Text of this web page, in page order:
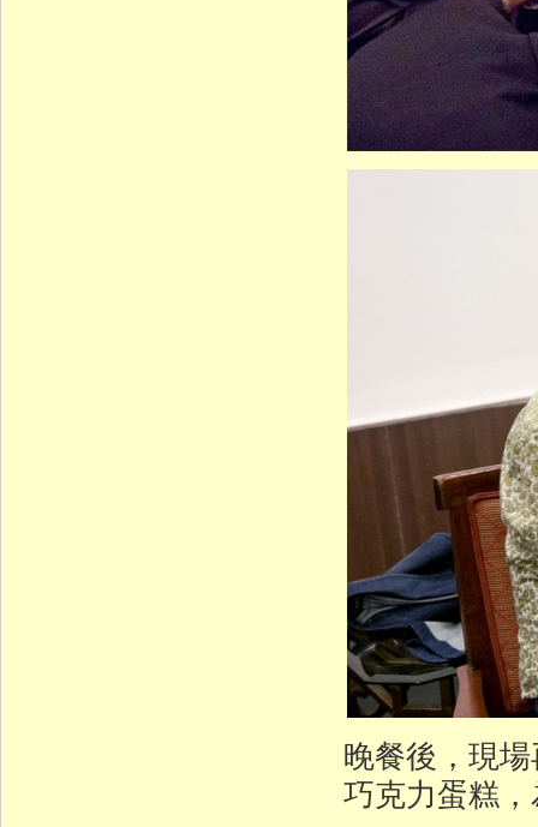
晚餐後，現
巧克力蛋糕